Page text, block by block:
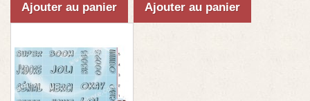
Ajouter au panier Ajouter au panier